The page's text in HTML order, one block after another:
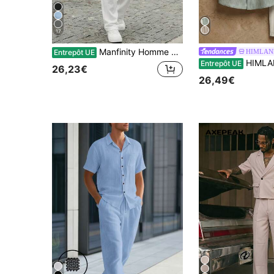
17
Entrepôt UE Manfinity Homme Chemise à manches courtes avec ruban froissé en tissu de lin confortable et pantalon à taille élastique avec cordon de serrage, convenant aux hommes pour les vacances décontractées, les sorties entre amis, les fêtes, le bureau, la tenue de ville, particulièrement adapté pour le printemps et l'automne
26,23€ Entrepôt UE HIMLAND Ensemble de chemise à manches
26,49€